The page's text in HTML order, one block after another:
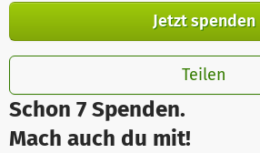
Schon 7 Spenden.
Mach auch du mit!
Jetzt spenden
Teilen